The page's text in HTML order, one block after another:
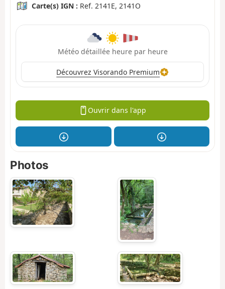
Carte(s) IGN : Ref. 2141E, 2141O
Météo détaillée heure par heure
Découvrez Visorando Premium
Ouvrir dans l'app
Photos